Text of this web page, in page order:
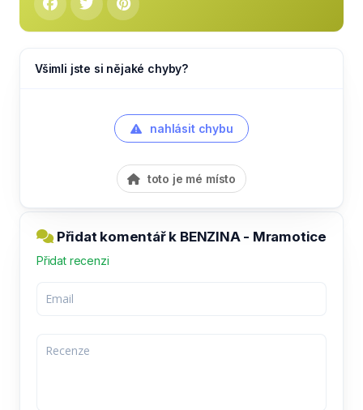
Všimli jste si nějaké chyby?
nahlásit chybu
toto je mé místo
Přidat komentář k BENZINA - Mramotice
Přidat recenzi